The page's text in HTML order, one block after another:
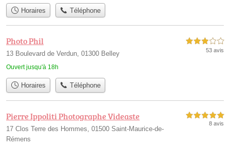
Horaires Téléphone
Photo Phil
13 Boulevard de Verdun, 01300 Belley
Ouvert jusqu'à 18h
3,0 étoiles sur 5
53 avis
Horaires Téléphone
Pierre Ippoliti Photographe Videaste
17 Clos Terre des Hommes, 01500 Saint-Maurice-de-
Rémens
5,0 étoiles sur 5
8 avis